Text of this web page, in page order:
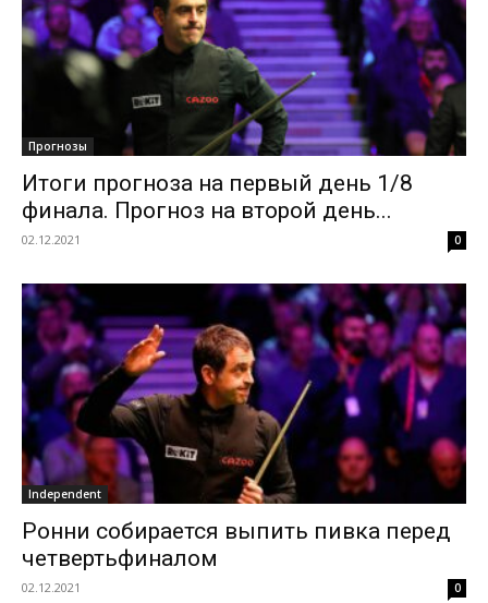
Прогнозы
Итоги прогноза на первый день 1/8
финала. Прогноз на второй день...
02.12.2021 0
Independent
Ронни собирается выпить пивка перед
четвертьфиналом
02.12.2021 0